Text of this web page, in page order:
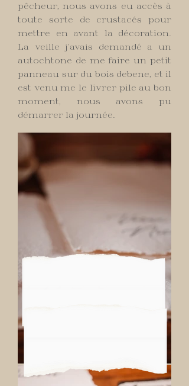
pêcheur, nous avons eu accès à
toute sorte de crustacés pour
mettre en avant la décoration.
La veille j’avais demandé a un
autochtone de me faire un petit
panneau sur du bois debene, et il
est venu me le livrer pile au bon
moment, nous avons pu
démarrer la journée.